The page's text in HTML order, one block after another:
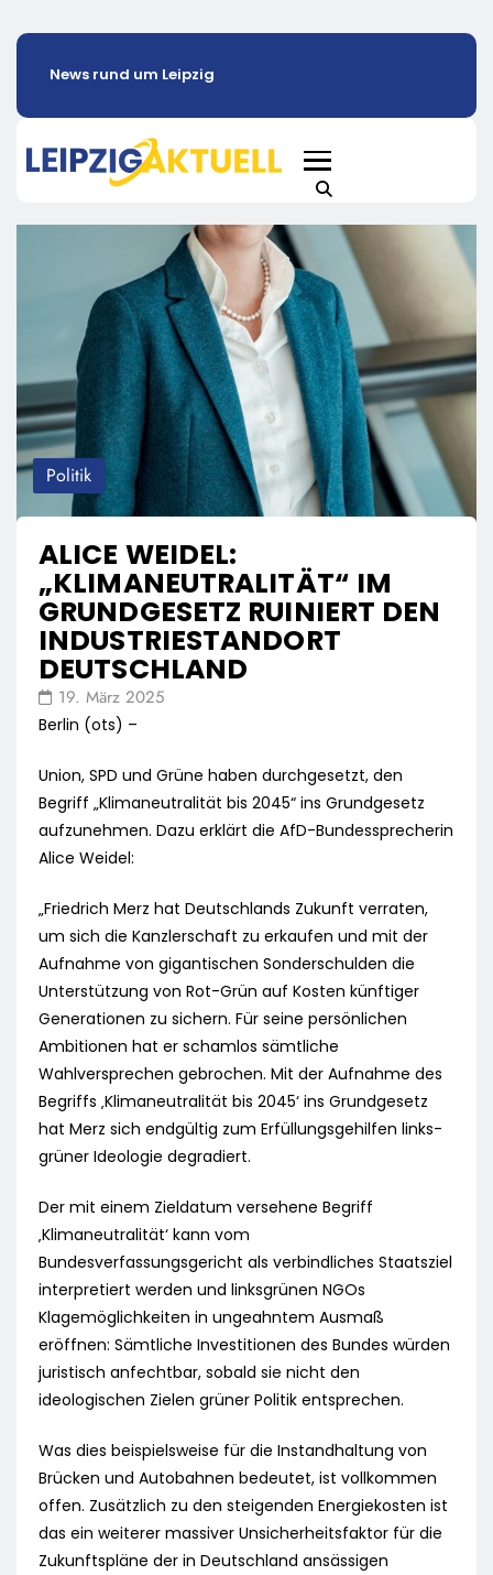
News rund um Leipzig
Politik
ALICE WEIDEL:
„KLIMANEUTRALITÄT“ IM
GRUNDGESETZ RUINIERT DEN
INDUSTRIESTANDORT
DEUTSCHLAND
19. März 2025
Berlin (ots) –
Union, SPD und Grüne haben durchgesetzt, den
Begriff „Klimaneutralität bis 2045“ ins Grundgesetz
aufzunehmen. Dazu erklärt die AfD-Bundessprecherin
Alice Weidel:
„Friedrich Merz hat Deutschlands Zukunft verraten,
um sich die Kanzlerschaft zu erkaufen und mit der
Aufnahme von gigantischen Sonderschulden die
Unterstützung von Rot-Grün auf Kosten künftiger
Generationen zu sichern. Für seine persönlichen
Ambitionen hat er schamlos sämtliche
Wahlversprechen gebrochen. Mit der Aufnahme des
Begriffs ‚Klimaneutralität bis 2045‘ ins Grundgesetz
hat Merz sich endgültig zum Erfüllungsgehilfen links-
grüner Ideologie degradiert.
Der mit einem Zieldatum versehene Begriff
‚Klimaneutralität‘ kann vom
Bundesverfassungsgericht als verbindliches Staatsziel
interpretiert werden und linksgrünen NGOs
Klagemöglichkeiten in ungeahntem Ausmaß
eröffnen: Sämtliche Investitionen des Bundes würden
juristisch anfechtbar, sobald sie nicht den
ideologischen Zielen grüner Politik entsprechen.
Was dies beispielsweise für die Instandhaltung von
Brücken und Autobahnen bedeutet, ist vollkommen
offen. Zusätzlich zu den steigenden Energiekosten ist
das ein weiterer massiver Unsicherheitsfaktor für die
Zukunftspläne der in Deutschland ansässigen